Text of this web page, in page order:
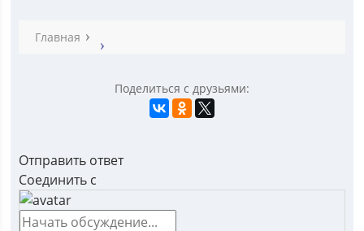
Главная
Поделиться с друзьями:
Отправить ответ
Соединить с